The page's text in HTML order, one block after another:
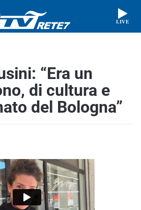
LIVE
“Era un
di cultura e
del Bologna”